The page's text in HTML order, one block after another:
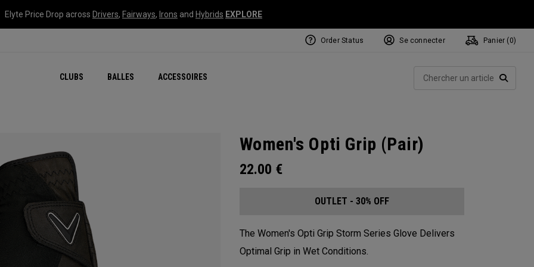
Elyte Price Drop across Drivers, Fairways, Irons and Hybrids EXPLORE
CLUBS BALLES ACCESSOIRES
Order Status Se connecter Panier ( 0)
Women's Opti Grip (Pair)
22.00 €
OUTLET - 30% OFF
The Women's Opti Grip Storm Series Glove Delivers
Optimal Grip in Wet Conditions.